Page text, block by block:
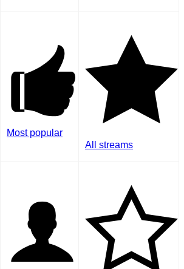
Most popular
All streams